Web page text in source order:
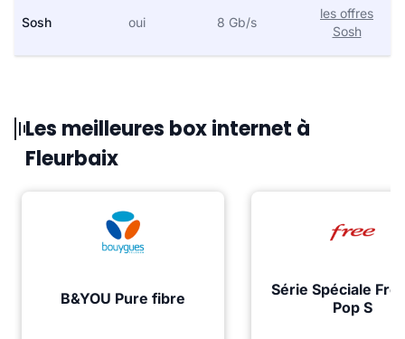
Sosh oui 8 Gb/s
les offres
Sosh
Les meilleures box internet à
Fleurbaix
B&YOU Pure fibre
Série Spéciale
Pop S